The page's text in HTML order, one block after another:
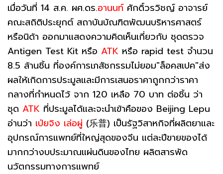
เมื่อวันที่ 14 ส.ค. ผศ.ดร.อานนท์ศักดิ์วรวิชญ์ อาจารย์
คณะสถิติประยุกต์ สถาบันบัณฑิตพัฒนบริหารศาสตร์
หรือนิด้า ออกมาแสดงความคิดเห็นเกี่ยวกับ ชุดตรวจ
Antigen Test Kit หรือ ATK หรือ rapid test จำนวน
8.5 ล้านชิ้น ที่องค์การเภสัชกรรมไม่ยอม"ล็อคสเปค"ส่ง
ผลให้เกิดการประมูลและมีการเสนอราคาถูกกว่าราคา
กลางที่กำหนดไว้ จาก 120 เหลือ 70 บาท ต่อชิ้น ว่า
ชุด ATK ที่ประมูลได้และจะนำเข้าคือของ Beijing Lepu
อ่านว่า เป่ยจิง เล่อผู่ (乐普) เป็นรัฐวิสาหกิจที่ผลิตยาและ
อุปกรณ์การแพทย์ที่ใหญ่สุดของจีน แต่ละปีขายของได้
มากกว่างบประมาณแผ่นดินของไทย ผลิตสารพัด
นวัตกรรมทางการแพทย์